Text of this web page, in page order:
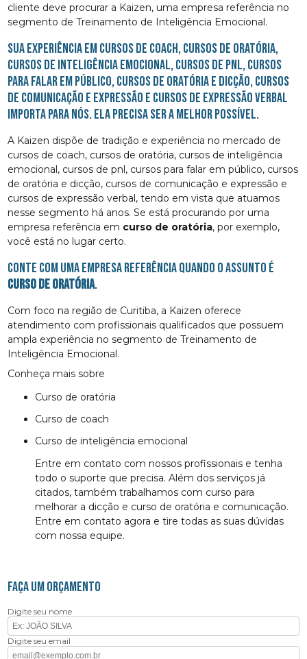
cliente deve procurar a Kaizen, uma empresa referência no
segmento de Treinamento de Inteligência Emocional.
Sua experiência em cursos de coach, cursos de oratória,
cursos de inteligência emocional, cursos de pnl, cursos
para falar em público, cursos de oratória e dicção, cursos
de comunicação e expressão e cursos de expressão verbal
importa para nós. Ela precisa ser a melhor possível.
A Kaizen dispõe de tradição e experiência no mercado de
cursos de coach, cursos de oratória, cursos de inteligência
emocional, cursos de pnl, cursos para falar em público, cursos
de oratória e dicção, cursos de comunicação e expressão e
cursos de expressão verbal, tendo em vista que atuamos
nesse segmento há anos. Se está procurando por uma
empresa referência em curso de oratória, por exemplo,
você está no lugar certo.
Conte com uma empresa referência quando o assunto é
curso de oratória.
Com foco na região de Curitiba, a Kaizen oferece
atendimento com profissionais qualificados que possuem
ampla experiência no segmento de Treinamento de
Inteligência Emocional.
Conheça mais sobre
curso de oratória
curso de coach
curso de inteligência emocional
Entre em contato com nossos profissionais e tenha
todo o suporte que precisa. Além dos serviços já
citados, também trabalhamos com curso para
melhorar a dicção e curso de oratória e comunicação.
Entre em contato agora e tire todas as suas dúvidas
com nossa equipe.
FAÇA UM ORÇAMENTO
Digite seu nome
Digite seu email